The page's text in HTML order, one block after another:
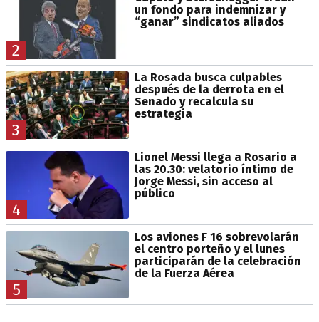
2
un fondo para indemnizar y
“ganar” sindicatos aliados
3
La Rosada busca culpables
después de la derrota en el
Senado y recalcula su
estrategia
4
Lionel Messi llega a Rosario a
las 20.30: velatorio íntimo de
Jorge Messi, sin acceso al
público
5
Los aviones F 16 sobrevolarán
el centro porteño y el lunes
participarán de la celebración
de la Fuerza Aérea